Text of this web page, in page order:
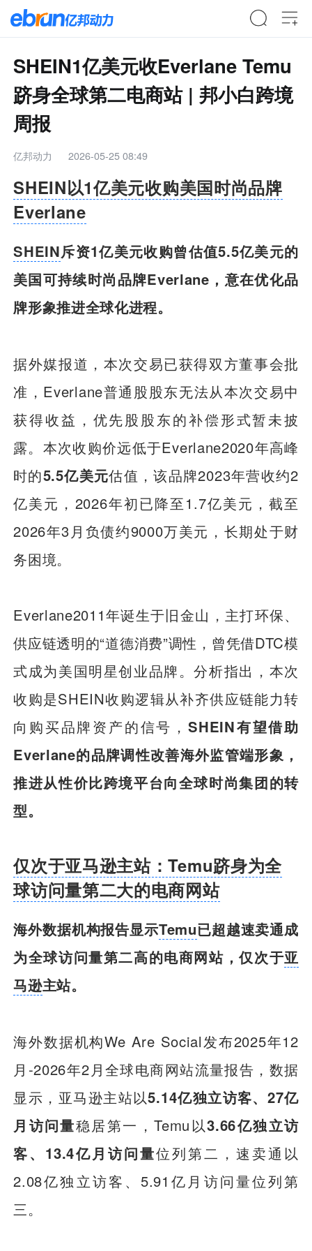
SHEIN1亿美元收Everlane Temu
跻身全球第二电商站 | 邦小白跨境
周报
亿邦动力 2026-05-25 08:49
SHEIN以1亿美元收购美国时尚品牌
Everlane
SHEIN斥资1亿美元收购曾估值5.5亿美元的
美国可持续时尚品牌Everlane，意在优化品
牌形象推进全球化进程。
据外媒报道，本次交易已获得双方董事会批
准，Everlane普通股股东无法从本次交易中
获得收益，优先股股东的补偿形式暂未披
露。本次收购价远低于Everlane2020年高峰
时的5.5亿美元估值，该品牌2023年营收约2
亿美元，2026年初已降至1.7亿美元，截至
2026年3月负债约9000万美元，长期处于财
务困境。
Everlane2011年诞生于旧金山，主打环保、
供应链透明的“道德消费”调性，曾凭借DTC模
式成为美国明星创业品牌。分析指出，本次
收购是SHEIN收购逻辑从补齐供应链能力转
向购买品牌资产的信号，SHEIN有望借助
Everlane的品牌调性改善海外监管端形象，
推进从性价比跨境平台向全球时尚集团的转
型。
仅次于亚马逊主站：Temu跻身为全
球访问量第二大的电商网站
海外数据机构报告显示Temu已超越速卖通成
为全球访问量第二高的电商网站，仅次于亚
马逊主站。
海外数据机构We Are Social发布2025年12
月-2026年2月全球电商网站流量报告，数据
显示，亚马逊主站以5.14亿独立访客、27亿
月访问量稳居第一，Temu以3.66亿独立访
客、13.4亿月访问量位列第二，速卖通以
2.08亿独立访客、5.91亿月访问量位列第
三。